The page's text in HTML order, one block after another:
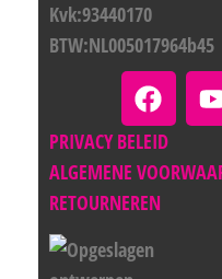
Kvk:93440170
BTW:NL005017964b45
PRIVACY BELEID
ALGEMENE
RETOURNEREN